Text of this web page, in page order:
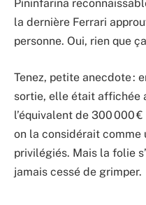
Pininfarina
la dernière Ferrari
personne. Oui, rien que
Tenez, petite anecdote :
sortie, elle était affichée
l’équivalent de 300 000 €
on la considérait comme
privilégiés. Mais la folie
jamais cessé de grimper.